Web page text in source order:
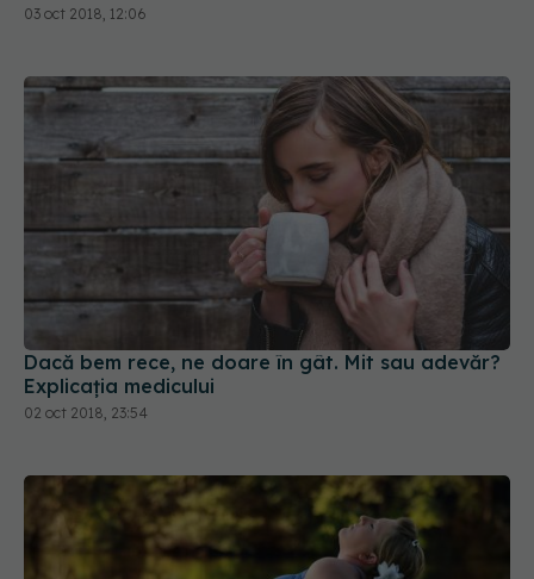
03 oct 2018, 12:06
Dacă bem rece, ne doare în gât. Mit sau adevăr?
Explicația medicului
02 oct 2018, 23:54